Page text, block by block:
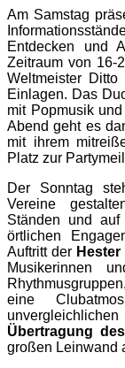
Am Samstag
Entdecken und
Zeitraum von 16-
Weltmeister Ditto
Einlagen. Das
mit Popmusik
Abend geht es
mit ihrem
Platz zur
Der Sonntag
Vereine
Ständen und
örtlichen
Auftritt der
Musikerinnen
eine
Übertragung
großen Leinwand